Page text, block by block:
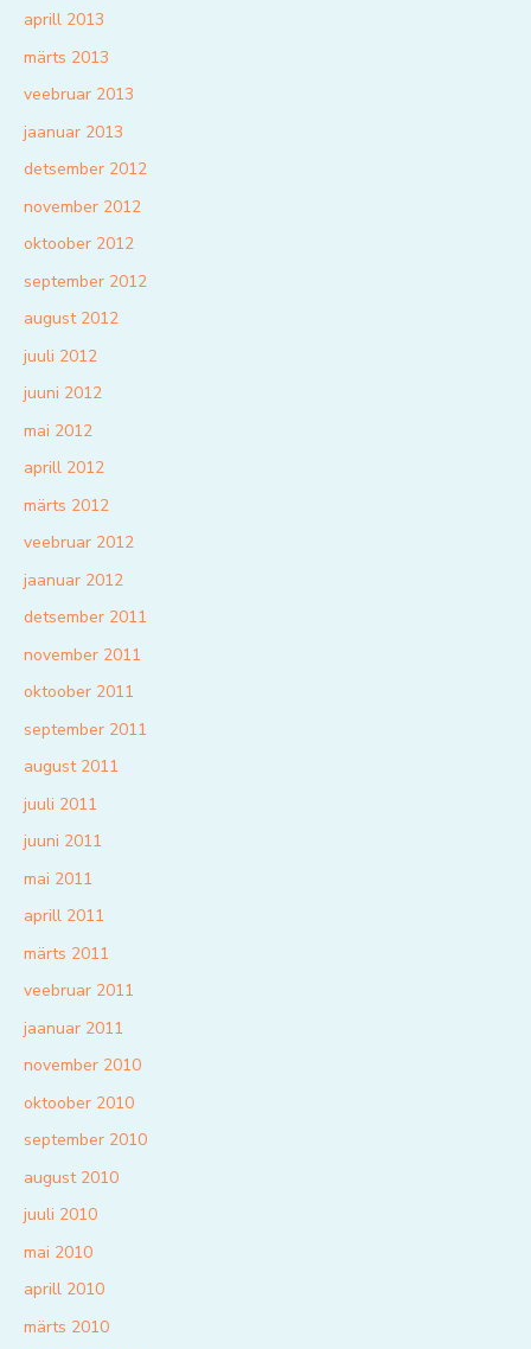
aprill 2013
märts 2013
veebruar 2013
jaanuar 2013
detsember 2012
november 2012
oktoober 2012
september 2012
august 2012
juuli 2012
juuni 2012
mai 2012
aprill 2012
märts 2012
veebruar 2012
jaanuar 2012
detsember 2011
november 2011
oktoober 2011
september 2011
august 2011
juuli 2011
juuni 2011
mai 2011
aprill 2011
märts 2011
veebruar 2011
jaanuar 2011
november 2010
oktoober 2010
september 2010
august 2010
juuli 2010
mai 2010
aprill 2010
märts 2010